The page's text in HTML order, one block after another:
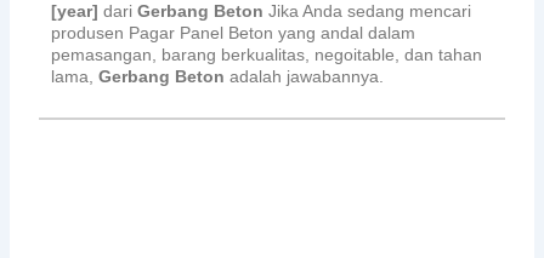
[year] dariGerbang Beton Jika Anda sedang mencari
produsen Pagar Panel Beton yang andal dalam
pemasangan, barang berkualitas, negoitable, dan tahan
lama,Gerbang Betonadalah jawabannya.